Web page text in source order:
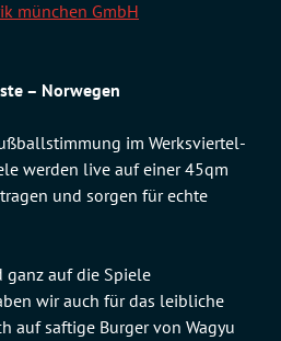
– Norwegen
im Werksviertel-
werden live auf einer 45qm
und sorgen für echte
auf die Spiele
wir auch für das leibliche
auf saftige Burger von Wagyu
münchen GmbH